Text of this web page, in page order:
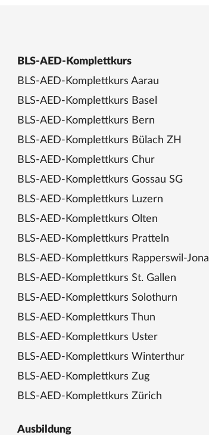
BLS-AED-Komplettkurs
BLS-AED-Komplettkurs Aarau
BLS-AED-Komplettkurs Basel
BLS-AED-Komplettkurs Bern
BLS-AED-Komplettkurs Bülach ZH
BLS-AED-Komplettkurs Chur
BLS-AED-Komplettkurs Gossau SG
BLS-AED-Komplettkurs Luzern
BLS-AED-Komplettkurs Olten
BLS-AED-Komplettkurs Pratteln
BLS-AED-Komplettkurs Rapperswil-Jona
BLS-AED-Komplettkurs St. Gallen
BLS-AED-Komplettkurs Solothurn
BLS-AED-Komplettkurs Thun
BLS-AED-Komplettkurs Uster
BLS-AED-Komplettkurs Winterthur
BLS-AED-Komplettkurs Zug
BLS-AED-Komplettkurs Zürich
Ausbildung